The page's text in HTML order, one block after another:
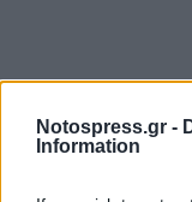
Notospress.gr -
Information